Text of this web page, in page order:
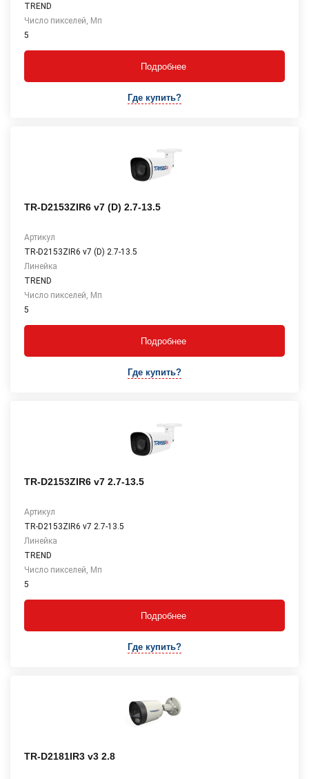
TREND
Число пикселей, Мп
5
Подробнее
Где купить?
TR-D2153ZIR6 v7 (D) 2.7-13.5
Артикул
TR-D2153ZIR6 v7 (D) 2.7-13.5
Линейка
TREND
Число пикселей, Мп
5
Подробнее
Где купить?
TR-D2153ZIR6 v7 2.7-13.5
Артикул
TR-D2153ZIR6 v7 2.7-13.5
Линейка
TREND
Число пикселей, Мп
5
Подробнее
Где купить?
TR-D2181IR3 v3 2.8